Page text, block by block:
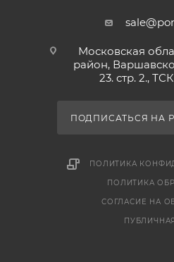
Московская
район,
23. стр. 2.,
ПОДПИСАТЬСЯ НА
ПОЛИТИКА
ПОЛИТИКА
СОГЛАСИЕ НА